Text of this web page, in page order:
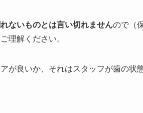
ないものとは言い切れませんので（
理解ください。
が良いか、それはスタッフが歯の状